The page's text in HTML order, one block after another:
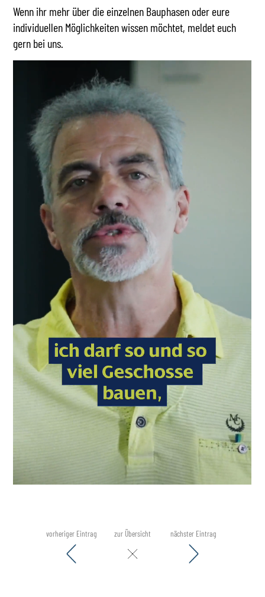
Wenn ihr mehr über die einzelnen Bauphasen oder eure
individuellen Möglichkeiten wissen möchtet, meldet euch
gern bei uns.
vorheriger Eintrag zur Übersicht nächster Eintrag